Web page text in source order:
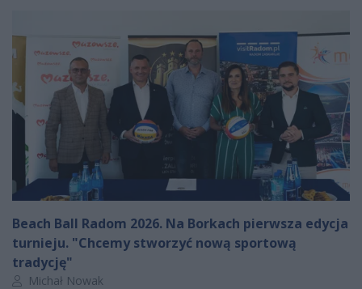
Beach Ball Radom 2026. Na Borkach pierwsza edycja
turnieju. "Chcemy stworzyć nową sportową
tradycję"
Autor artykułu:
Michał Nowak